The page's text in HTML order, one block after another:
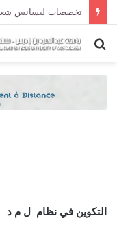
بحث
التكوين في نظام ل م د